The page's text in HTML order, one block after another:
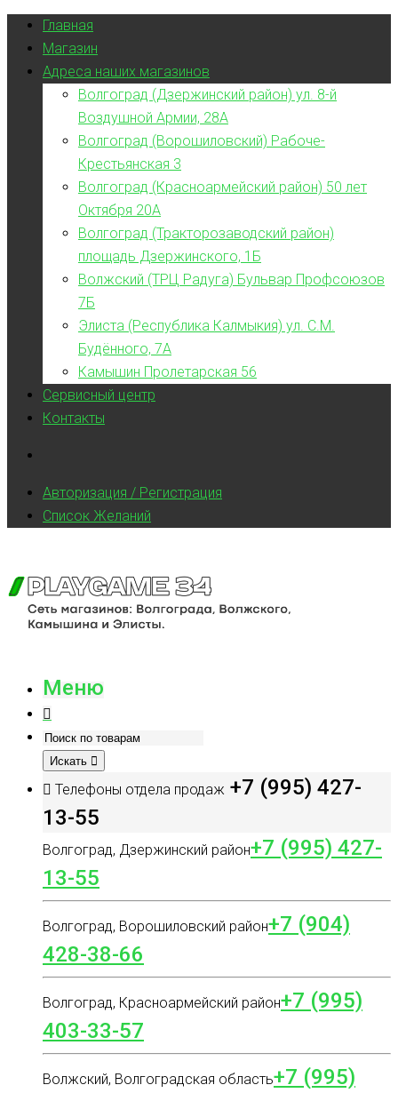
Главная
Магазин
Адреса наших магазинов
Волгоград (Дзержинский район) ул. 8-й
Воздушной Армии, 28А
Волгоград (Ворошиловский) Рабоче-
Крестьянская 3
Волгоград (Красноармейский район) 50 лет
Октября 20А
Волгоград (Тракторозаводский район)
площадь Дзержинского, 1Б
Волжский (ТРЦ Радуга) Бульвар Профсоюзов
7Б
Элиста (Республика Калмыкия) ул. С.М.
Будённого, 7А
Камышин Пролетарская 56
Сервисный центр
Контакты
Авторизация / Регистрация
Список Желаний
Меню
Искать
Телефоны отдела продаж +7 (995) 427-
13-55
Волгоград, Дзержинский район+7 (995) 427-
13-55
Волгоград, Ворошиловский район+7 (904)
428-38-66
Волгоград, Красноармейский район+7 (995)
403-33-57
Волжский, Волгоградская область+7 (995)